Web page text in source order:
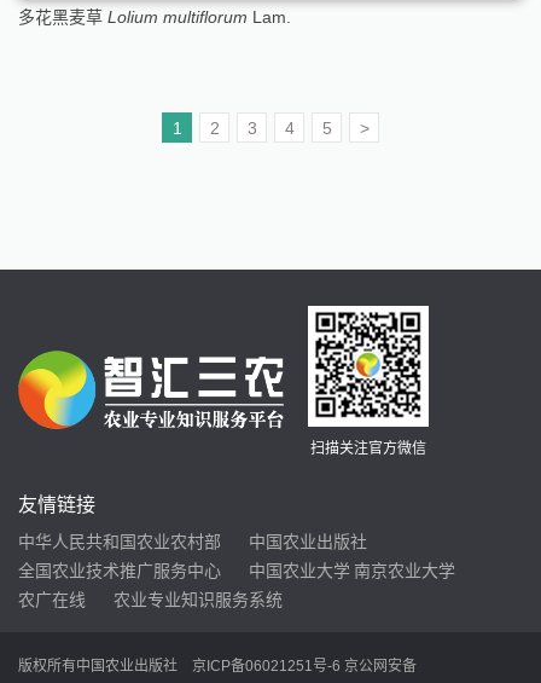
多花黑麦草 Lolium multiflorum Lam.
1 2 3 4 5 >
扫描关注官方微信
友情链接
中华人民共和国农业农村部
中国农业出版社
全国农业技术推广服务中心
中国农业大学 南京农业大学
农广在线
农业专业知识服务系统
版权所有中国农业出版社 京ICP备06021251号-6 京公网安备